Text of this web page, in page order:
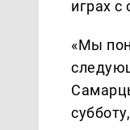
играх
«Мы